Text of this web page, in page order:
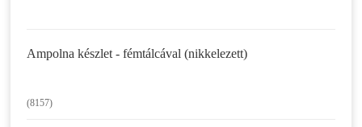
Ampolna készlet - fémtálcával (nikkelezett)
(8157)